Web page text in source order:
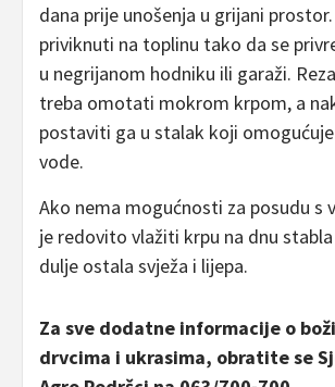
dana prije unošenja u grijani
priviknuti na toplinu tako da se
u negrijanom hodniku ili garaži.
treba omotati mokrom krpom, a
postaviti ga u stalak koji
vode.
Ako nema mogućnosti za posudu s
je redovito vlažiti krpu na dnu
dulje ostala svježa i lijepa.
Za sve dodatne informacije o
drvcima i ukrasima, obratite se